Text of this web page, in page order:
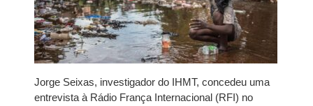
Jorge Seixas, investigador do IHMT, concedeu uma
entrevista à Rádio França Internacional (RFI) no